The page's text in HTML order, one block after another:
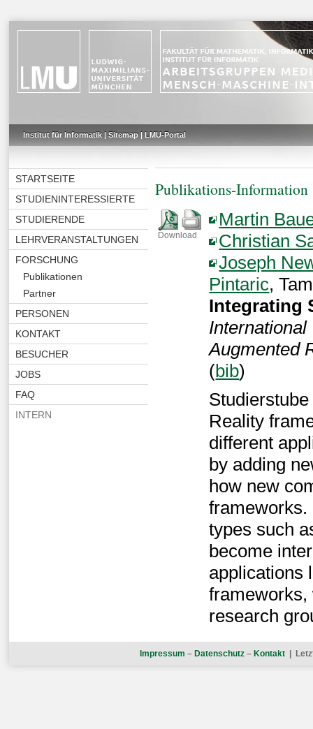
Institut für Informatik| Sitemap| LMU-Portal
STARTSEITE
STUDIENINTERESSIERTE
STUDIERENDE
LEHRVERANSTALTUNGEN
FORSCHUNG
Publikationen
Partner
PERSONEN
KONTAKT
BESUCHER
JOBS
FAQ
INTERN
Publikations-Information
Download
Martin
Christian
Joseph
Pintaric,
Integrating
Augmented
(bib)
Reality
different
by adding
how new
frameworks.
types such
become
applications
frameworks,
research
Impressum – Datenschutz – Kontakt |